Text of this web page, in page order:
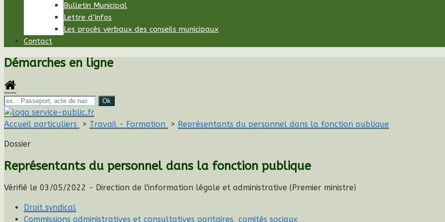
Bulletin Municipal
Lettre d’infos
Les procès verbaux des conseils municipaux
Contact
L'ATOUT
Démarches en ligne
Accueil particuliers > Travail - Formation > Représentants du personnel dans la fonction publique
Dossier
Représentants du personnel dans la fonction publique
Vérifié le 03/05/2022 - Direction de l'information légale et administrative (Premier ministre)
Droit syndical
Commissions administratives et consultatives paritaires, comités sociaux